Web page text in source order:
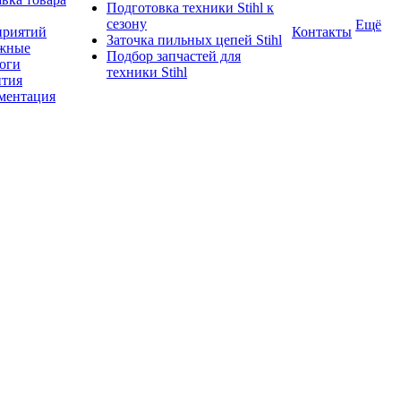
Подготовка техники Stihl к
сезону
Заточка пильных цепей Stihl
Подбор запчастей для
техники Stihl
Контакты Ещё